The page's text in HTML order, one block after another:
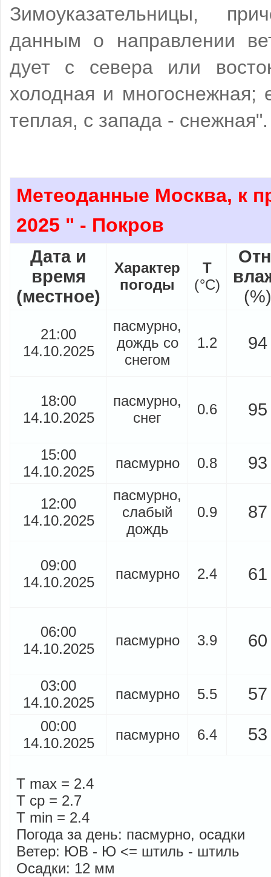
Зимоуказательницы,
данным о направлении
дует с севера или
холодная и многоснежная;
теплая, с запада -
Метеоданные Москва, к
2025 " - Покров
Дата и
время
(местное)
Характер
погоды
Т
(°C)
(%)
21:00
14.10.2025
пасмурно,
дождь со
снегом
1.2 94
18:00
14.10.2025
пасмурно,
снег
0.6 95
15:00
14.10.2025
пасмурно 0.8 93
12:00
14.10.2025
пасмурно,
слабый
дождь
0.9 87
09:00
14.10.2025
пасмурно 2.4 61
06:00
14.10.2025
пасмурно 3.9 60
03:00
14.10.2025
пасмурно 5.5 57
00:00
14.10.2025
пасмурно 6.4 53
T max = 2.4
T cp = 2.7
T min = 2.4
Погода за день: пасмурно, осадки
Ветер: ЮВ - Ю <= штиль - штиль
Осадки: 12 мм